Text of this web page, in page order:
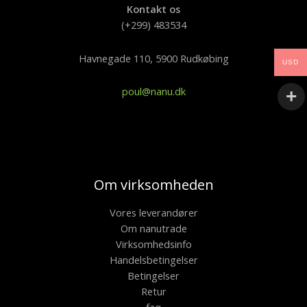
Kontakt os
(+299) 483534
Havnegade 110, 5900 Rudkøbing
poul@nanu.dk
Om virksomheden
Vores leverandører
Om nanutrade
Virksomhedsinfo
Handelsbetingelser
Betingelser
Retur
USD